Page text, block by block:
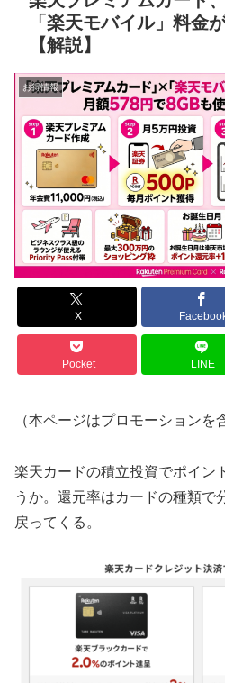
「楽天モバイル」料金
【解説】
お得情報
X
Pocket LINE
（本ページはプロモーションを
楽天カードの積立投資でポイン
うか。還元率はカードの種類で
戻ってくる。